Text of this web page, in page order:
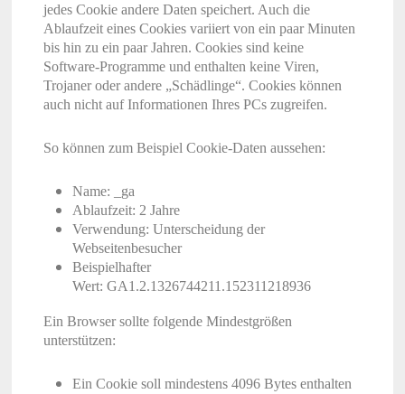
jedes Cookie andere Daten speichert. Auch die
Ablaufzeit eines Cookies variiert von ein paar Minuten
bis hin zu ein paar Jahren. Cookies sind keine
Software-Programme und enthalten keine Viren,
Trojaner oder andere „Schädlinge“. Cookies können
auch nicht auf Informationen Ihres PCs zugreifen.
So können zum Beispiel Cookie-Daten aussehen:
Name: _ga
Ablaufzeit: 2 Jahre
Verwendung: Unterscheidung der
Webseitenbesucher
Beispielhafter
Wert: GA1.2.1326744211.152311218936
Ein Browser sollte folgende Mindestgrößen
unterstützen:
Ein Cookie soll mindestens 4096 Bytes enthalten